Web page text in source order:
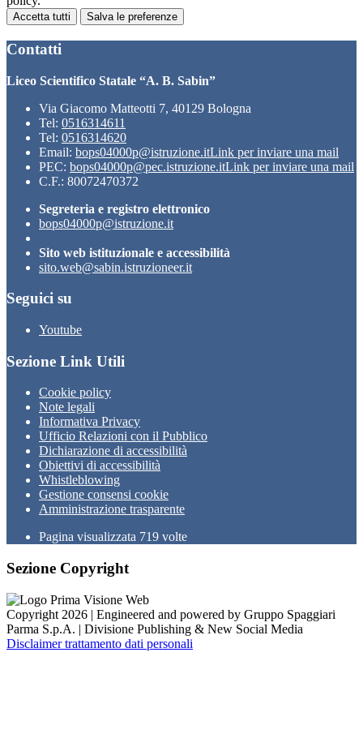
Accetta tutti Salva le preferenze
Contatti
Liceo Scientifico Statale “A. B. Sabin”
Via Giacomo Matteotti 7, 40129 Bologna
Tel: 0516314611
Tel: 0516314620
Email: bops04000p@istruzione.itLink per inviare una mail
PEC: bops04000p@pec.istruzione.itLink per inviare una mail
C.F.: 80072470372
Segreteria e registro elettronico
bops04000p@istruzione.it
Sito web istituzionale e accessibilità
sito.web@sabin.istruzioneer.it
Seguici su
Youtube
Sezione Link Utili
Cookie policy
Note legali
Informativa Privacy
Ufficio Relazioni con il Pubblico
Dichiarazione di accessibilità
Obiettivi di accessibilità
Whistleblowing
Gestione consensi cookie
Amministrazione trasparente
Pagina visualizzata 719 volte
Sezione Copyright
Copyright 2026 | Engineered and powered by Gruppo Spaggiari
Parma S.p.A. | Divisione Publishing & New Social Media
Disclaimer trattamento dati personali